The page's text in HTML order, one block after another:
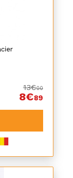
13€00
8€89